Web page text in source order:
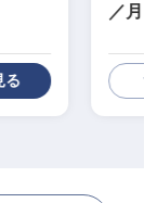
る
／